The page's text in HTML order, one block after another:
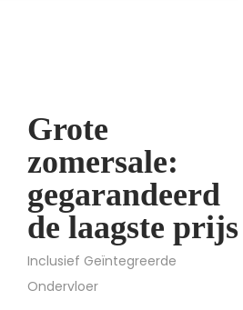
Grote
zomersale:
gegarandeerd
de laagste prijs
Inclusief Geïntegreerde
Ondervloer